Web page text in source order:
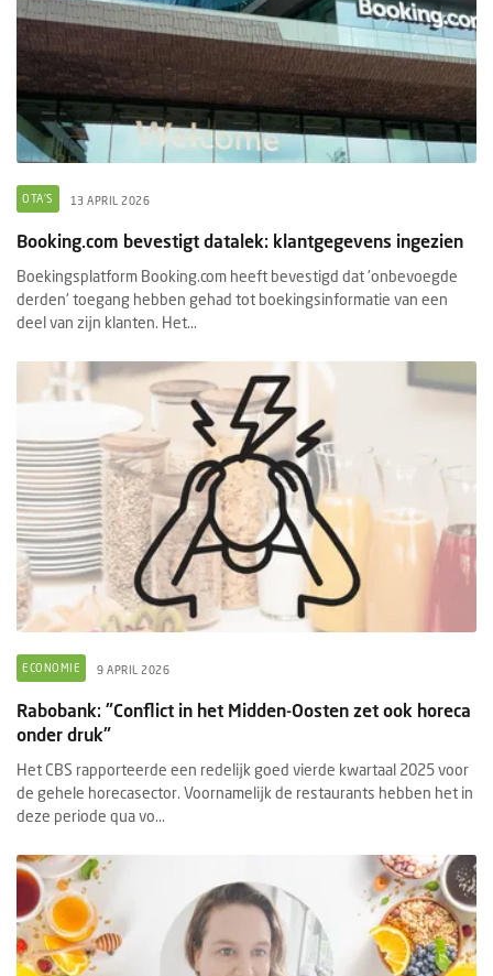
OTA'S 13 APRIL 2026
Booking.com bevestigt datalek: klantgegevens ingezien
Boekingsplatform Booking.com heeft bevestigd dat 'onbevoegde
derden' toegang hebben gehad tot boekingsinformatie van een
deel van zijn klanten. Het...
ECONOMIE 9 APRIL 2026
Rabobank: "Conflict in het Midden-Oosten zet ook horeca
onder druk"
Het CBS rapporteerde een redelijk goed vierde kwartaal 2025 voor
de gehele horecasector. Voornamelijk de restaurants hebben het in
deze periode qua vo...